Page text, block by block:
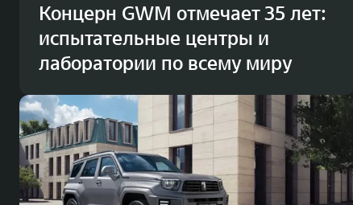
Концерн GWM отмечает 35 лет:
испытательные центры и
лаборатории по всему миру